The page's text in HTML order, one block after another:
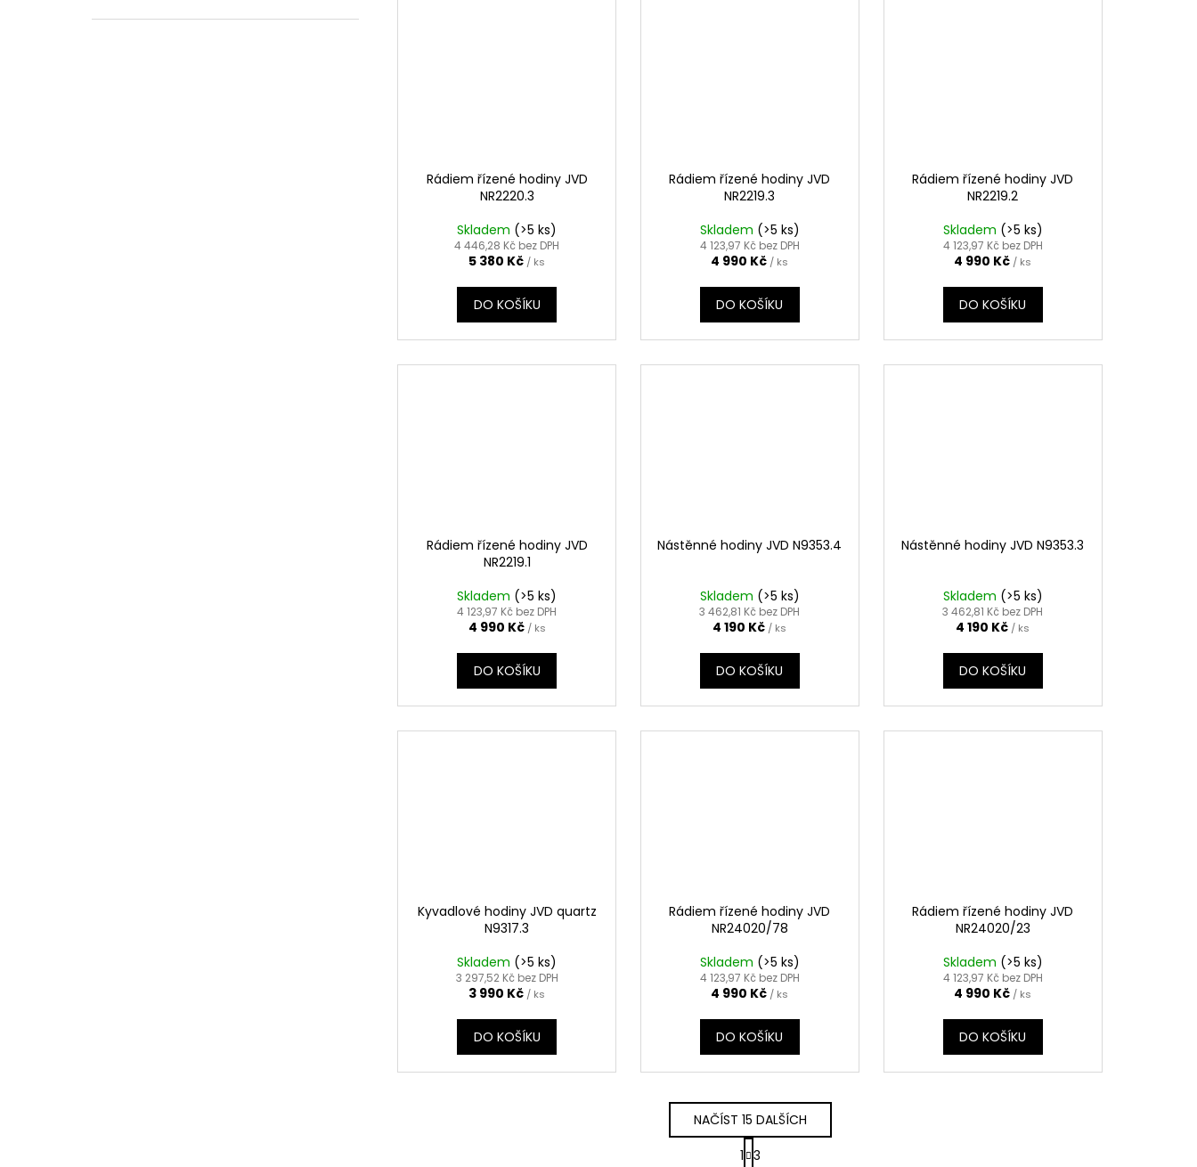
Rádiem řízené hodiny JVD
NR2220.3
Skladem (>5 ks)
4 446,28 Kč bez DPH
5 380 Kč / ks
DO KOŠÍKU
Rádiem řízené hodiny JVD
NR2219.3
Skladem (>5 ks)
4 123,97 Kč bez DPH
4 990 Kč / ks
DO KOŠÍKU
Rádiem řízené hodiny JVD
NR2219.2
Skladem (>5 ks)
4 123,97 Kč bez DPH
4 990 Kč / ks
DO KOŠÍKU
Rádiem řízené hodiny JVD
NR2219.1
Skladem (>5 ks)
4 123,97 Kč bez DPH
4 990 Kč / ks
DO KOŠÍKU
Nástěnné hodiny JVD N9353.4
Skladem (>5 ks)
3 462,81 Kč bez DPH
4 190 Kč / ks
DO KOŠÍKU
Nástěnné hodiny JVD N9353.3
Skladem (>5 ks)
3 462,81 Kč bez DPH
4 190 Kč / ks
DO KOŠÍKU
Kyvadlové hodiny JVD quartz
N9317.3
Skladem (>5 ks)
3 297,52 Kč bez DPH
3 990 Kč / ks
DO KOŠÍKU
Rádiem řízené hodiny JVD
NR24020/78
Skladem (>5 ks)
4 123,97 Kč bez DPH
4 990 Kč / ks
DO KOŠÍKU
Rádiem řízené hodiny JVD
NR24020/23
Skladem (>5 ks)
4 123,97 Kč bez DPH
4 990 Kč / ks
DO KOŠÍKU
NAČÍST 15 DALŠÍCH
S
t
1 3